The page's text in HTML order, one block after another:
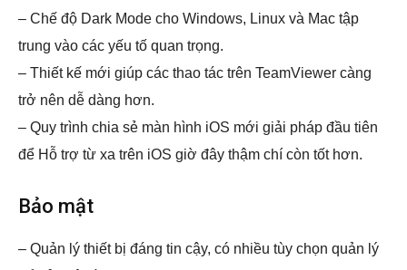
– Chế độ Dark Mode cho Windows, Linux và Mac tập
trung vào các yếu tố quan trọng.
– Thiết kế mới giúp các thao tác trên TeamViewer càng
trở nên dễ dàng hơn.
– Quy trình chia sẻ màn hình iOS mới giải pháp đầu tiên
để Hỗ trợ từ xa trên iOS giờ đây thậm chí còn tốt hơn.
Bảo mật
– Quản lý thiết bị đáng tin cậy, có nhiều tùy chọn quản lý